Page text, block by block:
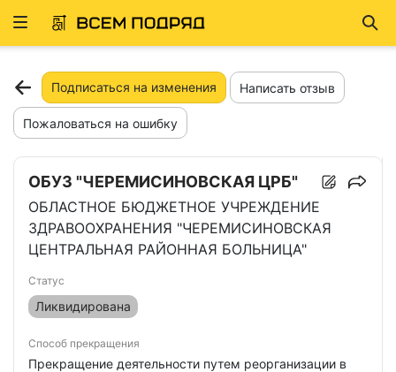
Развернуть
Подписаться на изменения Написать отзыв
Пожаловаться на ошибку
ОБУЗ "ЧЕРЕМИСИНОВСКАЯ ЦРБ"
ОБЛАСТНОЕ БЮДЖЕТНОЕ УЧРЕЖДЕНИЕ
ЗДРАВООХРАНЕНИЯ "ЧЕРЕМИСИНОВСКАЯ
ЦЕНТРАЛЬНАЯ РАЙОННАЯ БОЛЬНИЦА"
Статус
Ликвидирована
Способ прекращения
Прекращение деятельности путем реорганизации в